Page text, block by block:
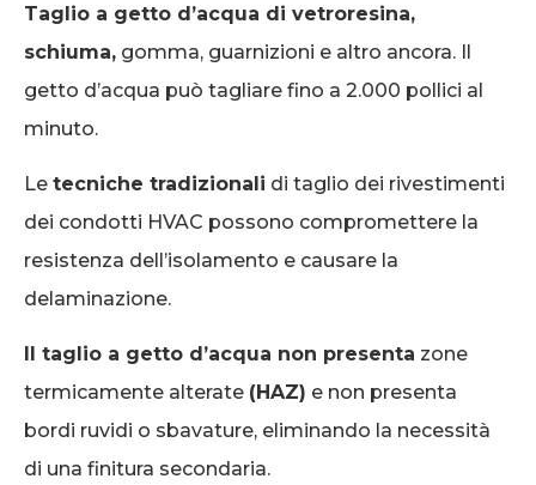
Taglio a getto d’acqua di vetroresina,
schiuma, gomma, guarnizioni e altro ancora. Il
getto d’acqua può tagliare fino a 2.000 pollici al
minuto.
Le tecniche tradizionali di taglio dei rivestimenti
dei condotti HVAC possono compromettere la
resistenza dell’isolamento e causare la
delaminazione.
Il taglio a getto d’acqua non presenta zone
termicamente alterate (HAZ) e non presenta
bordi ruvidi o sbavature, eliminando la necessità
di una finitura secondaria.